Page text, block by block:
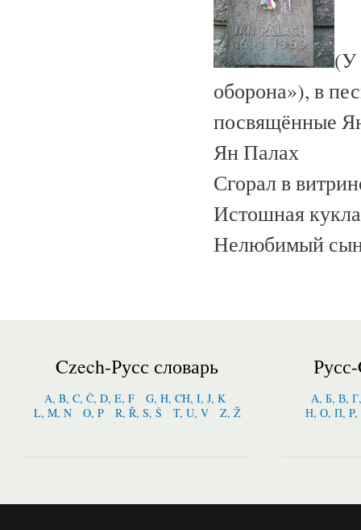
(У
оборона»), в
посвящённые
Ян Палах
Сгорал в
Истошная кукла
Нелюбимый
Czech-Русс словарь
A, B, C, Č, D, E, F
G, H, CH, I, J, K
L, M, N
O, P R, Ř, S, Š T, U, V Z, Ž
А, Б, В,
Н, О, П,